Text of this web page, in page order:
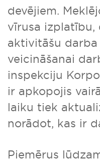
devējiem.
vīrusa
aktivitāšu
veicināšanai
inspekciju
ir apkopojis
laiku tiek
norādot, kas ir
Piemērus